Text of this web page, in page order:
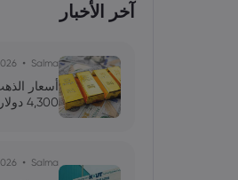
محمد 2026 Mar 24, 00:00
بيركشاير هاثاواي
محمد 2025 Dec 06, 05:41
آخر الأخبار
Salma
06, 16:03
4,300 دولار؟
Salma
06, 16:02